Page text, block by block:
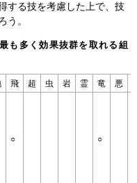
する技を考慮した上で、技
う。
も多く効果抜群を取れる組
飛 超 虫 岩 霊 竜 悪
○ ○